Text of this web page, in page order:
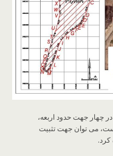
چهار جهت حدود اربعه،
می توان جهت تثبیت